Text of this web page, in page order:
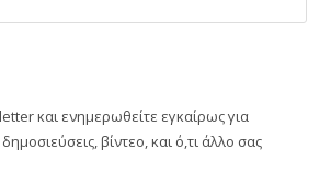
και ενημερωθείτε εγκαίρως για
βίντεο, και ό,τι άλλο σας